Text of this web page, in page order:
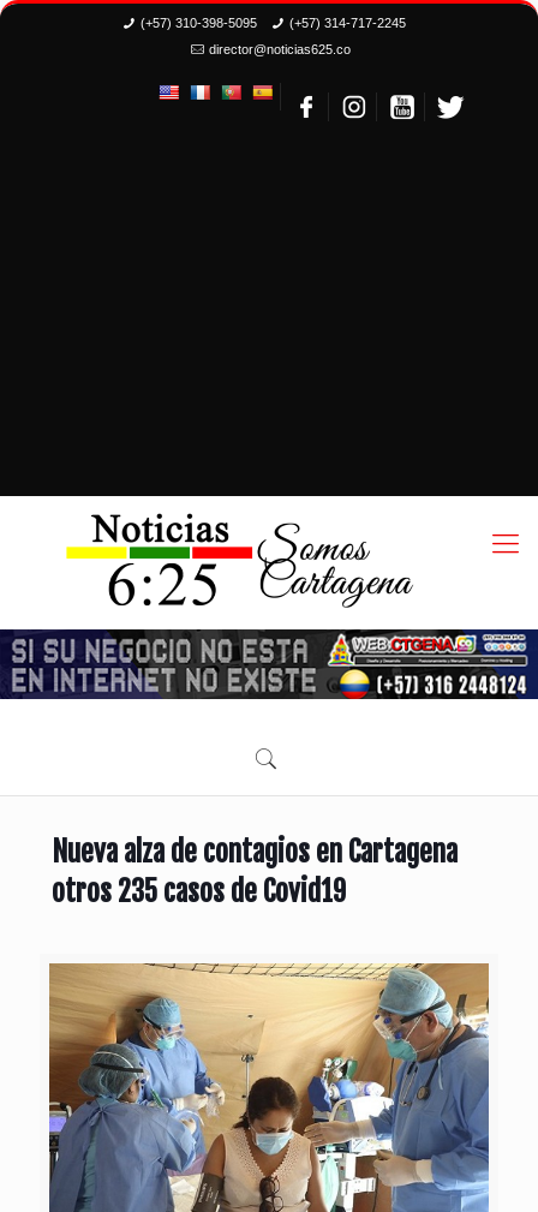
(+57) 310-398-5095
(+57) 314-717-2245
director@noticias625.co
Nueva alza de contagios en Cartagena
otros 235 casos de Covid19